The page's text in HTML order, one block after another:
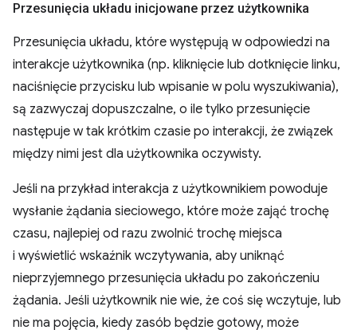
Przesunięcia układu inicjowane przez użytkownika
Przesunięcia układu, które występują w odpowiedzi na
interakcje użytkownika (np. kliknięcie lub dotknięcie linku,
naciśnięcie przycisku lub wpisanie w polu wyszukiwania),
są zazwyczaj dopuszczalne, o ile tylko przesunięcie
następuje w tak krótkim czasie po interakcji, że związek
między nimi jest dla użytkownika oczywisty.
Jeśli na przykład interakcja z użytkownikiem powoduje
wysłanie żądania sieciowego, które może zająć trochę
czasu, najlepiej od razu zwolnić trochę miejsca
i wyświetlić wskaźnik wczytywania, aby uniknąć
nieprzyjemnego przesunięcia układu po zakończeniu
żądania. Jeśli użytkownik nie wie, że coś się wczytuje, lub
nie ma pojęcia, kiedy zasób będzie gotowy, może